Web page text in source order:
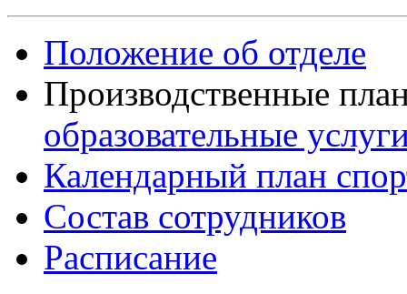
Положение об отделе
Производственные
образовательные
Календарный план
Состав сотрудников
Расписание